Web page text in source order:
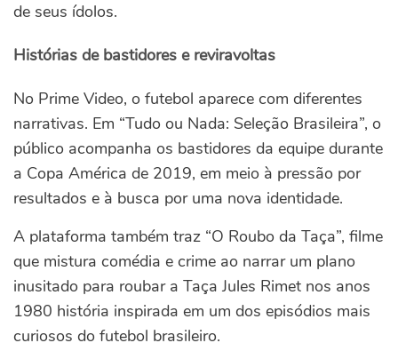
de seus ídolos.
Histórias de bastidores e reviravoltas
No Prime Video, o futebol aparece com diferentes
narrativas. Em “Tudo ou Nada: Seleção Brasileira”, o
público acompanha os bastidores da equipe durante
a Copa América de 2019, em meio à pressão por
resultados e à busca por uma nova identidade.
A plataforma também traz “O Roubo da Taça”, filme
que mistura comédia e crime ao narrar um plano
inusitado para roubar a Taça Jules Rimet nos anos
1980 história inspirada em um dos episódios mais
curiosos do futebol brasileiro.